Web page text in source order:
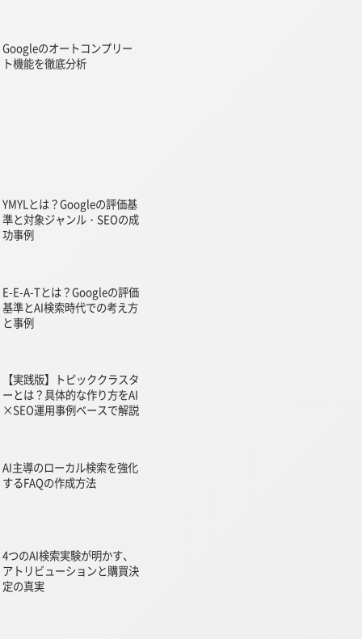
Googleのオートコンプリー
ト機能を徹底分析
YMYLとは？Googleの評価基
準と対象ジャンル・SEOの成
功事例
E-E-A-Tとは？Googleの評価
基準とAI検索時代での考え方
と事例
【実践版】トピッククラスタ
ーとは？具体的な作り方をAI
×SEO運用事例ベースで解説
AI主導のローカル検索を強化
するFAQの作成方法
4つのAI検索実験が明かす、
アトリビューションと購買決
定の真実